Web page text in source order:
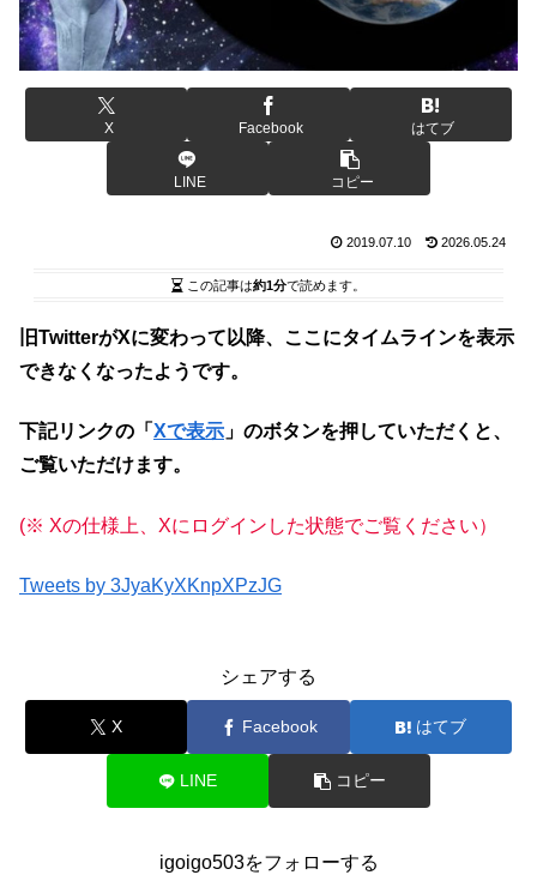
X Facebook はてブ
LINE コピー
2019.07.10 2026.05.24
この記事は約1分で読めます。
旧TwitterがXに変わって以降、ここにタイムラインを表示
できなくなったようです。
下記リンクの「 Xで表示 」のボタンを押していただくと、
ご覧いただけます。
(※ Xの仕様上、Xにログインした状態でご覧ください）
Tweets by 3JyaKyXKnpXPzJG
シェアする
X Facebook はてブ
LINE コピー
igoigo503をフォローする